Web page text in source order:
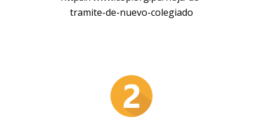
tramite-de-nuevo-colegiado